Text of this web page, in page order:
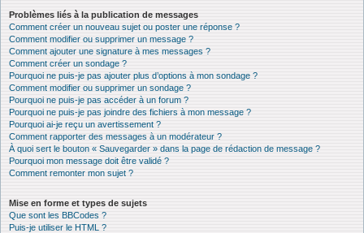
Problèmes liés à la publication de messages
Comment créer un nouveau sujet ou poster une réponse ?
Comment modifier ou supprimer un message ?
Comment ajouter une signature à mes messages ?
Comment créer un sondage ?
Pourquoi ne puis-je pas ajouter plus d’options à mon sondage ?
Comment modifier ou supprimer un sondage ?
Pourquoi ne puis-je pas accéder à un forum ?
Pourquoi ne puis-je pas joindre des fichiers à mon message ?
Pourquoi ai-je reçu un avertissement ?
Comment rapporter des messages à un modérateur ?
À quoi sert le bouton « Sauvegarder » dans la page de rédaction de message ?
Pourquoi mon message doit être validé ?
Comment remonter mon sujet ?
Mise en forme et types de sujets
Que sont les BBCodes ?
Puis-je utiliser le HTML ?